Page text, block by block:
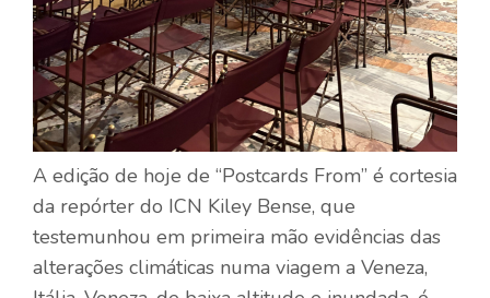
A edição de hoje de “Postcards From” é cortesia
da repórter do ICN Kiley Bense, que
testemunhou em primeira mão evidências das
alterações climáticas numa viagem a Veneza,